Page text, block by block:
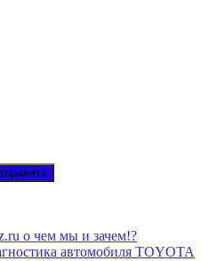
о чем мы и зачем!?
автомобиля TOYOTA